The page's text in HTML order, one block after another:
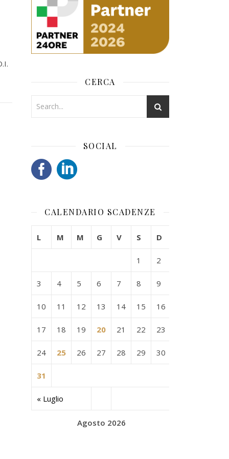
CERCA
SOCIAL
CALENDARIO SCADENZE
Agosto 2026
L M M G V S D
« Luglio
1 2
3 4 5 6 7 8 9
10 11 12 13 14 15 16
17 18 19 20 21 22 23
24 25 26 27 28 29 30
31